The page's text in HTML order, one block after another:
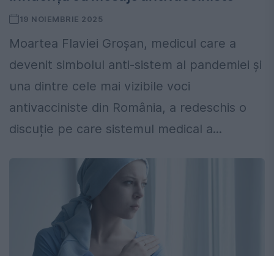
19 NOIEMBRIE 2025
Moartea Flaviei Groșan, medicul care a
devenit simbolul anti-sistem al pandemiei și
una dintre cele mai vizibile voci
antivacciniste din România, a redeschis o
discuție pe care sistemul medical a...